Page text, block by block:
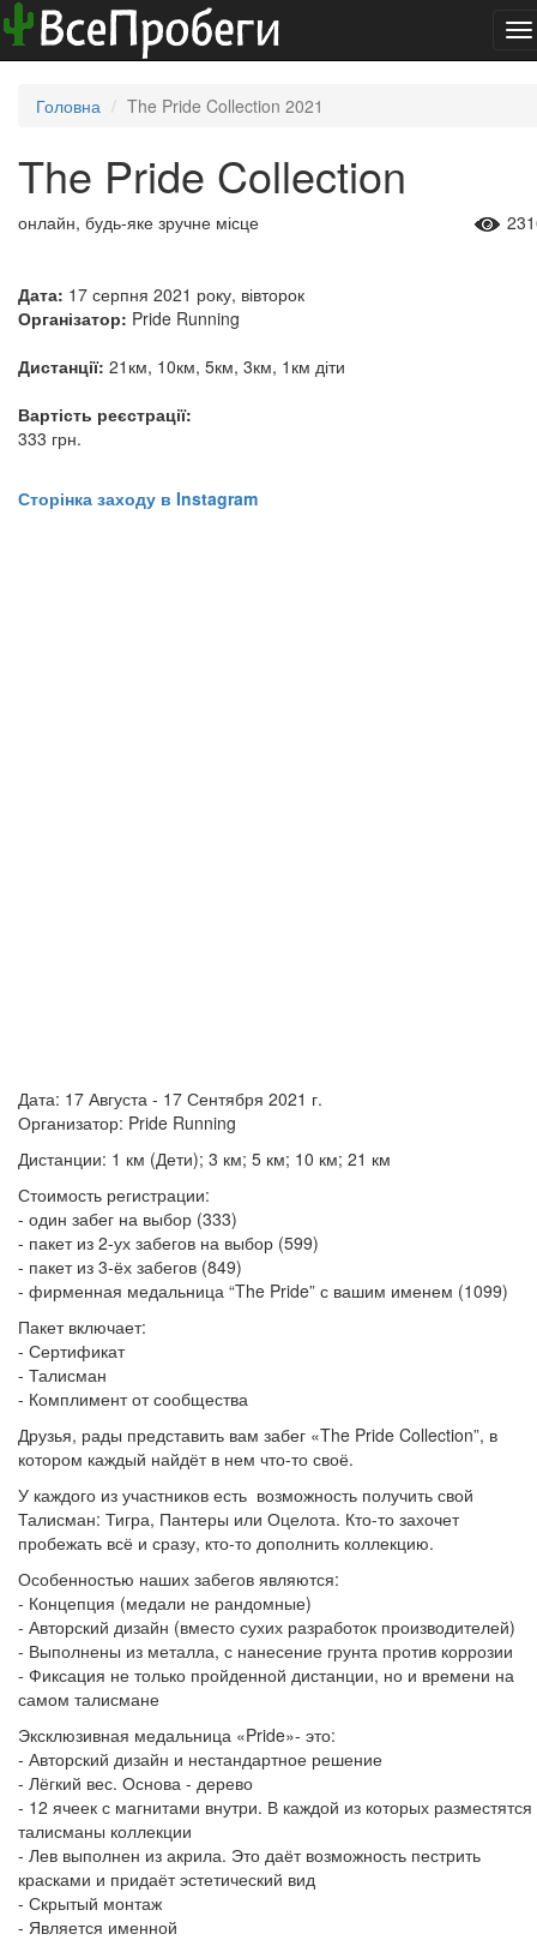
Головна The Pride Collection 2021
The Pride Collection
онлайн, будь-яке зручне місце
Дата: 17 серпня 2021 року, вівторок
Організатор: Pride Running
Дистанції: 21км, 10км, 5км, 3км, 1км діти
Вартість реєстрації:
333 грн.
Сторінка заходу в Instagram
Дата: 17 Августа - 17 Сентября 2021 г.
Организатор: Pride Running
Дистанции: 1 км (Дети); 3 км; 5 км; 10 км; 21 км
Стоимость регистрации:
- один забег на выбор (333)
- пакет из 2-ух забегов на выбор (599)
- пакет из 3-ёх забегов (849)
- фирменная медальница “The Pride” с вашим именем (1099)
Пакет включает:
- Сертификат
- Талисман
- Комплимент от сообщества
Друзья, рады представить вам забег «The Pride Collection”, в
котором каждый найдёт в нем что-то своё.
У каждого из участников есть возможность получить свой
Талисман: Тигра, Пантеры или Оцелота. Кто-то захочет
пробежать всё и сразу, кто-то дополнить коллекцию.
Особенностью наших забегов являются:
- Концепция (медали не рандомные)
- Авторский дизайн (вместо сухих разработок производителей)
- Выполнены из металла, с нанесение грунта против коррозии
- Фиксация не только пройденной дистанции, но и времени на
самом талисмане
Эксклюзивная медальница «Pride»- это:
- Авторский дизайн и нестандартное решение
- Лёгкий вес. Основа - дерево
- 12 ячеек с магнитами внутри. В каждой из которых разместятся
талисманы коллекции
- Лев выполнен из акрила. Это даёт возможность пестрить
красками и придаёт эстетический вид
- Скрытый монтаж
- Является именной